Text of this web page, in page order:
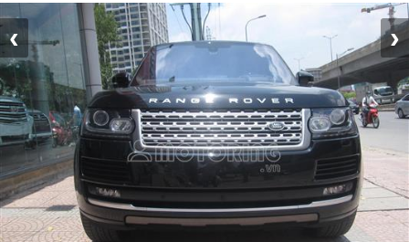
‹ ›